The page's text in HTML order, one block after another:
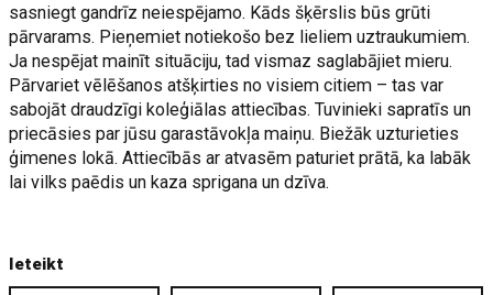
sasniegt gandrīz neiespējamo. Kāds šķērslis būs grūti
pārvarams. Pieņemiet notiekošo bez lieliem uztraukumiem.
Ja nespējat mainīt situāciju, tad vismaz saglabājiet mieru.
Pārvariet vēlēšanos atšķirties no visiem citiem – tas var
sabojāt draudzīgi koleģiālas attiecības. Tuvinieki sapratīs un
priecāsies par jūsu garastāvokļa maiņu. Biežāk uzturieties
ģimenes lokā. Attiecībās ar atvasēm paturiet prātā, ka labāk
lai vilks paēdis un kaza sprigana un dzīva.
Ieteikt